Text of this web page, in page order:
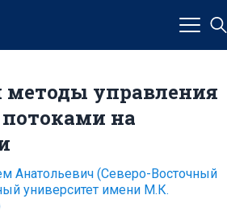
управления
на
Анатольевич (Северо-Восточный
университет имени М.К.